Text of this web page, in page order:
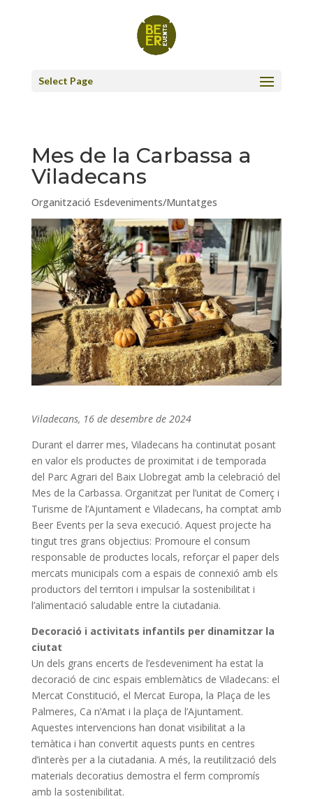
Select Page
Mes de la Carbassa a
Viladecans
Organització Esdeveniments/Muntatges
Viladecans, 16 de desembre de 2024
Durant el darrer mes, Viladecans ha continutat posant
en valor els productes de proximitat i de temporada
del Parc Agrari del Baix Llobregat amb la celebració del
Mes de la Carbassa. Organitzat per l’unitat de Comerç i
Turisme de l’Ajuntament e Viladecans, ha comptat amb
Beer Events per la seva execució. Aquest projecte ha
tingut tres grans objectius: Promoure el consum
responsable de productes locals, reforçar el paper dels
mercats municipals com a espais de connexió amb els
productors del territori i impulsar la sostenibilitat i
l’alimentació saludable entre la ciutadania.
Decoració i activitats infantils per dinamitzar la
ciutat
Un dels grans encerts de l’esdeveniment ha estat la
decoració de cinc espais emblemàtics de Viladecans: el
Mercat Constitució, el Mercat Europa, la Plaça de les
Palmeres, Ca n’Amat i la plaça de l’Ajuntament.
Aquestes intervencions han donat visibilitat a la
temàtica i han convertit aquests punts en centres
d’interès per a la ciutadania. A més, la reutilització dels
materials decoratius demostra el ferm compromís
amb la sostenibilitat.